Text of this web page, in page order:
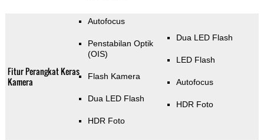
Fitur Perangkat Keras
Kamera
Autofocus
Penstabilan Optik
(OIS)
Flash Kamera
Dua LED Flash
HDR Foto
Dua LED Flash
LED Flash
Autofocus
HDR Foto